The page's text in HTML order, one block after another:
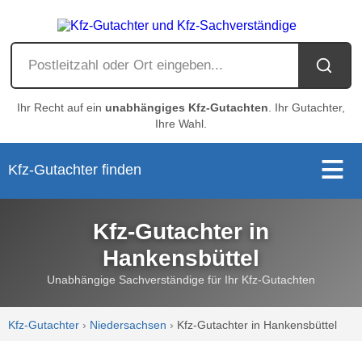
Ihr Recht auf ein unabhängiges Kfz-Gutachten . Ihr Gutachter,
Ihre Wahl.
Kfz-Gutachter finden
Kfz-Gutachter in
Hankensbüttel
Unabhängige Sachverständige für Ihr Kfz-Gutachten
Kfz-Gutachter › Niedersachsen › Kfz-Gutachter in Hankensbüttel